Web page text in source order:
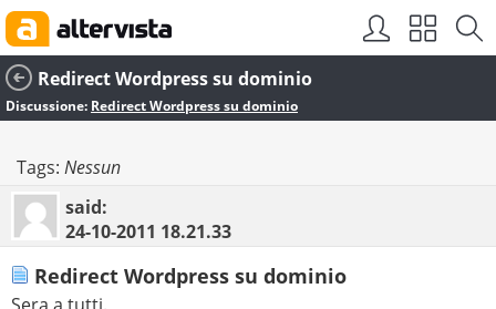
Redirect Wordpress su dominio
Discussione: Redirect Wordpress su dominio
Tags: Nessun
said:
24-10-2011 18.21.33
Redirect Wordpress su dominio